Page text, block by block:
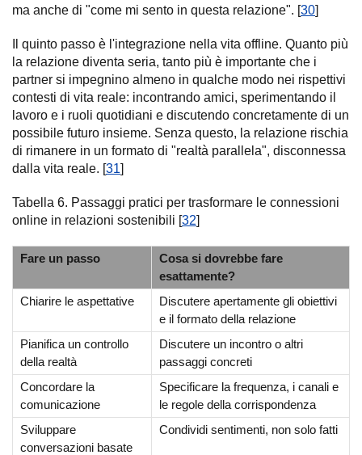
ma anche di "come mi sento in questa relazione". [30]
Il quinto passo è l'integrazione nella vita offline. Quanto più
la relazione diventa seria, tanto più è importante che i
partner si impegnino almeno in qualche modo nei rispettivi
contesti di vita reale: incontrando amici, sperimentando il
lavoro e i ruoli quotidiani e discutendo concretamente di un
possibile futuro insieme. Senza questo, la relazione rischia
di rimanere in un formato di "realtà parallela", disconnessa
dalla vita reale. [31]
Tabella 6. Passaggi pratici per trasformare le connessioni
online in relazioni sostenibili [32]
Fare un passo
Cosa si dovrebbe fare
esattamente?
Chiarire le aspettative
Discutere apertamente gli obiettivi
e il formato della relazione
Pianifica un controllo
della realtà
Discutere un incontro o altri
passaggi concreti
Concordare la
comunicazione
Specificare la frequenza, i canali e
le regole della corrispondenza
Sviluppare
conversazioni basate
Condividi sentimenti, non solo fatti